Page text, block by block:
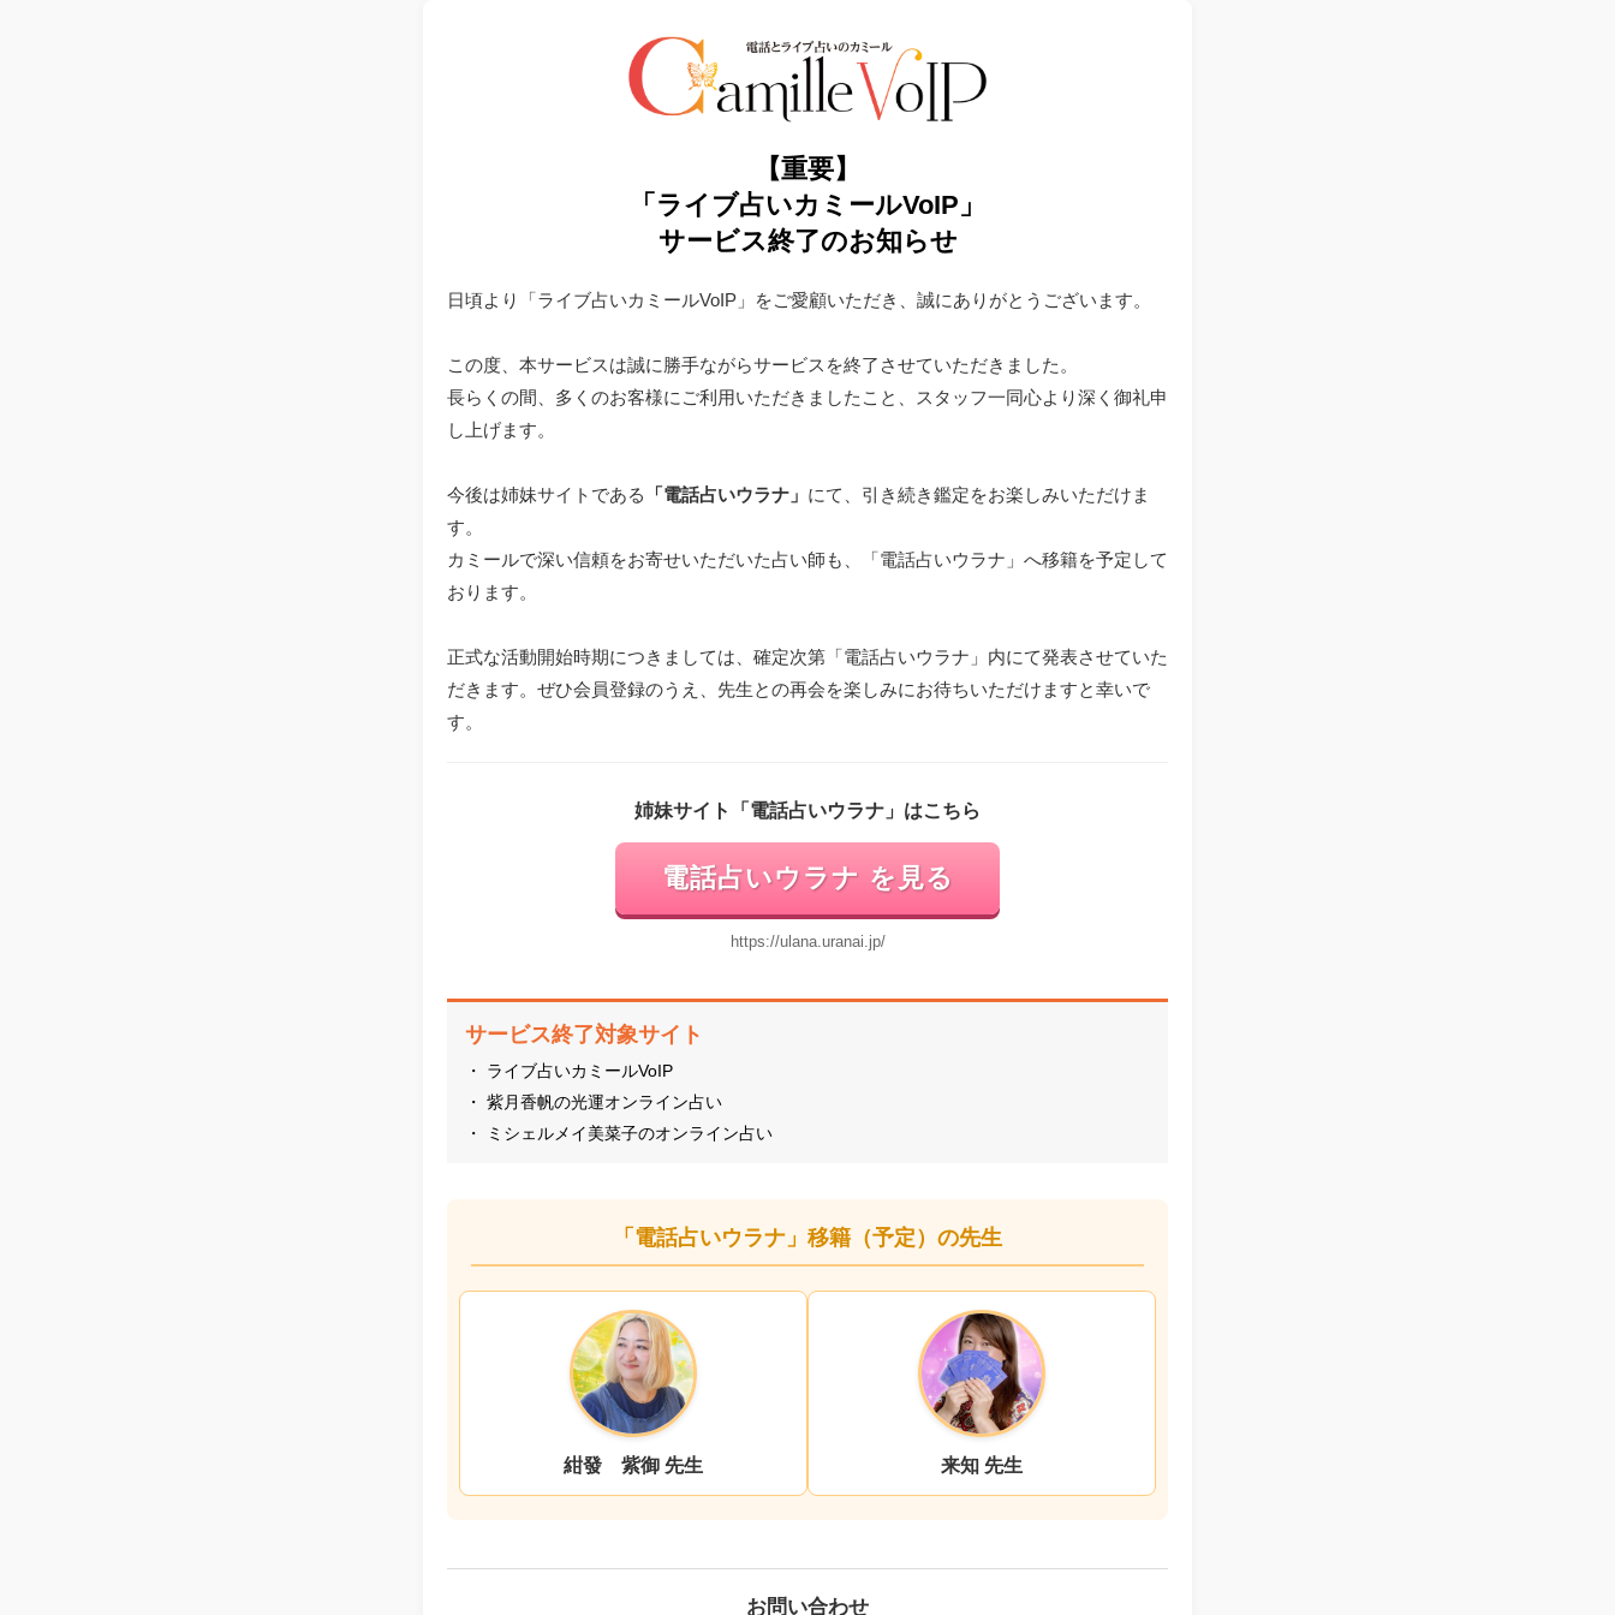
【重要】
「ライブ占いカミールVoIP」
サービス終了のお知らせ
日頃より「ライブ占いカミールVoIP」をご愛顧いただき、誠にありがとうございます。
この度、本サービスは誠に勝手ながらサービスを終了させていただきました。
長らくの間、多くのお客様にご利用いただきましたこと、スタッフ一同心より深く御礼申
し上げます。
今後は姉妹サイトである 「電話占いウラナ」 にて、引き続き鑑定をお楽しみいただけま
す。
カミールで深い信頼をお寄せいただいた占い師も、「電話占いウラナ」へ移籍を予定して
おります。
正式な活動開始時期につきましては、確定次第「電話占いウラナ」内にて発表させていた
だきます。ぜひ会員登録のうえ、先生との再会を楽しみにお待ちいただけますと幸いで
す。
姉妹サイト「電話占いウラナ」はこちら
電話占いウラナ を見る
https://ulana.uranai.jp/
サービス終了対象サイト
・ ライブ占いカミールVoIP
・ 紫月香帆の光運オンライン占い
・ ミシェルメイ美菜子のオンライン占い
「電話占いウラナ」移籍（予定）の先生
紺發 紫御 先生 来知 先生
お問い合わせ